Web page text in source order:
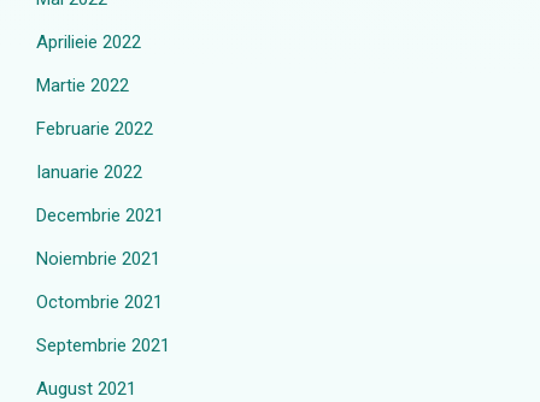
Aprilieie 2022
Martie 2022
Februarie 2022
Ianuarie 2022
Decembrie 2021
Noiembrie 2021
Octombrie 2021
Septembrie 2021
August 2021